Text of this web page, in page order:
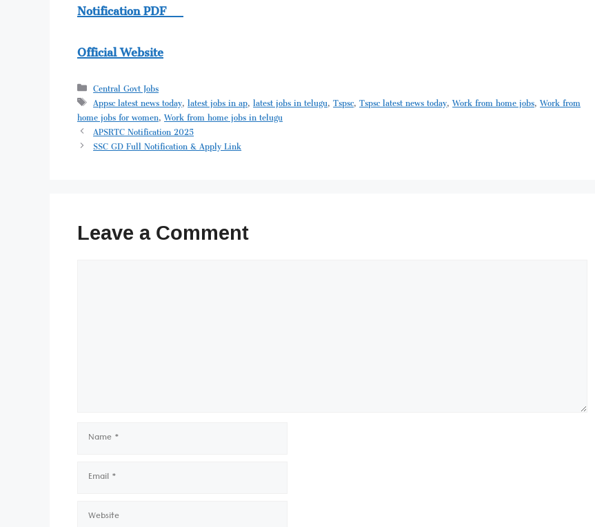
Notification PDF
Official Website
Categories
Central Govt Jobs
Tags
Appsc latest news today,latest jobs in ap,latest jobs in telugu,Tspsc,Tspsc latest news today,Work from home jobs,Work from
home jobs for women,Work from home jobs in telugu
APSRTC Notification 2025
SSC GD Full Notification & Apply Link
Leave a Comment
Name
Email
Website